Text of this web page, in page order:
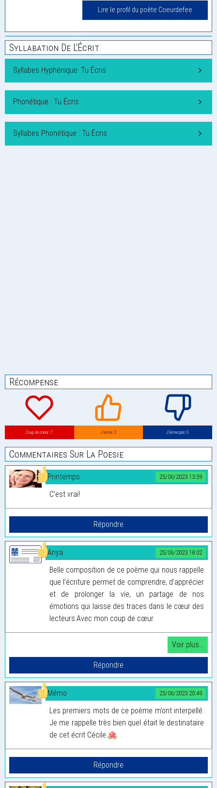
Lire le profil du poète Coeurdefee
Syllabation De L'Écrit
Syllabes Hyphénique: Tu Écris
Phonétique : Tu Écris
Syllabes Phonétique : Tu Écris
Récompense
Coup de coeur: 7 J’aime: 2 J’aime pas: 0
Commentaires Sur La Poesie
25/06/2023 13:59
Printemps
C’est vrai!
25/06/2023 18:02
Anya
Belle composition de ce poème qui nous rappelle
que l’écriture permet de comprendre, d’apprécier
et de prolonger la vie, un partage de nos
émotions qui laisse des traces dans le cœur des
lecteurs.Avec mon coup de cœur.
25/06/2023 20:49
Mémo
Les premiers mots de ce poème m’ont interpellé.
Je me rappelle très bien quel était le destinataire
de cet écrit Cécile.